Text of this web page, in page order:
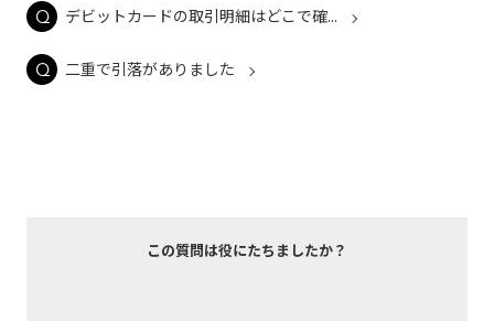
デビットカードの取引明細はどこで確...
二重で引落がありました
この質問は役にたちましたか？